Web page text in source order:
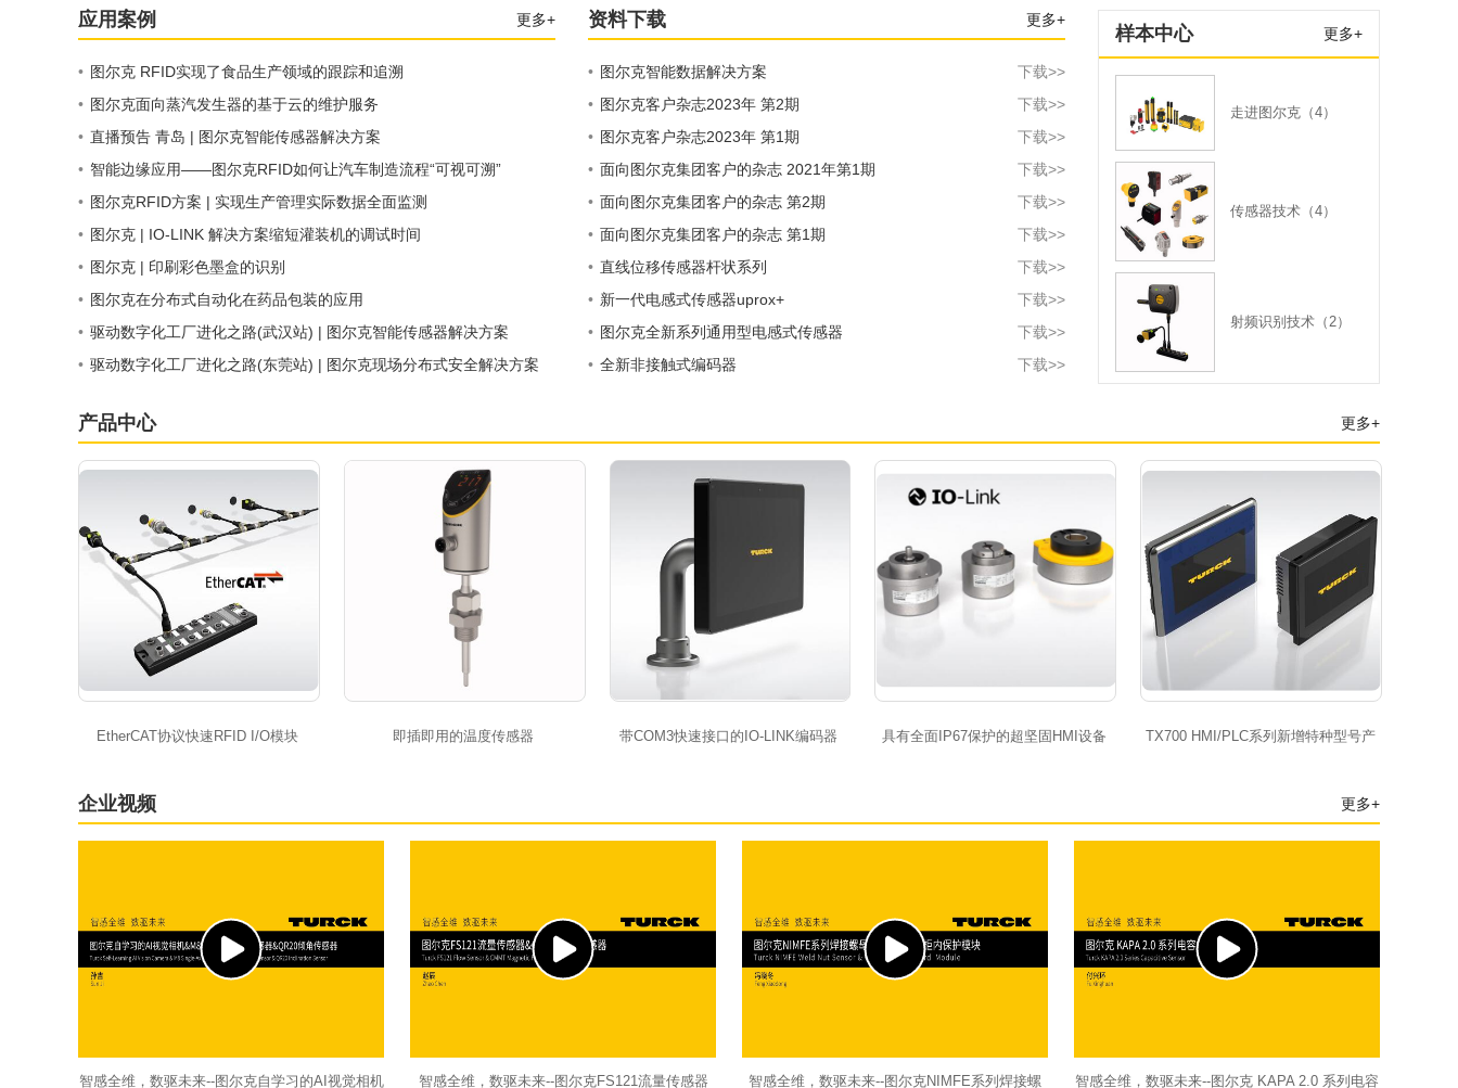
应用案例 更多+
• 图尔克 RFID实现了食品生产领域的跟踪和追溯
• 图尔克面向蒸汽发生器的基于云的维护服务
• 直播预告 青岛 | 图尔克智能传感器解决方案
• 智能边缘应用——图尔克RFID如何让汽车制造流程“可视可溯”
• 图尔克RFID方案 | 实现生产管理实际数据全面监测
• 图尔克 | IO-LINK 解决方案缩短灌装机的调试时间
• 图尔克 | 印刷彩色墨盒的识别
• 图尔克在分布式自动化在药品包装的应用
• 驱动数字化工厂进化之路(武汉站) | 图尔克智能传感器解决方案
• 驱动数字化工厂进化之路(东莞站) | 图尔克现场分布式安全解决方案
资料下载 更多+
• 图尔克智能数据解决方案
下载>>
• 图尔克客户杂志2023年 第2期
下载>>
• 图尔克客户杂志2023年 第1期
下载>>
• 面向图尔克集团客户的杂志 2021年第1期
下载>>
• 面向图尔克集团客户的杂志 第2期
下载>>
• 面向图尔克集团客户的杂志 第1期
下载>>
• 直线位移传感器杆状系列
下载>>
• 新一代电感式传感器uprox+
下载>>
• 图尔克全新系列通用型电感式传感器
下载>>
• 全新非接触式编码器 下载>>
样本中心 更多+
走进图尔克（4）
传感器技术（4）
射频识别技术（2）
产品中心 更多+
EtherCAT协议快速RFID I/O模块 即插即用的温度传感器 带COM3快速接口的IO-LINK编码器 具有全面IP67保护的超坚固HMI设备
TX700 HMI/PLC系列新增特种型号产
企业视频 更多+
智感全维，数驱未来--图尔克自学习的AI视觉相机 智感全维，数驱未来--图尔克FS121流量传感器 智感全维，数驱未来--图尔克NIMFE系列焊接螺 智感全维，数驱未来--图尔克 KAPA 2.0 系列电容